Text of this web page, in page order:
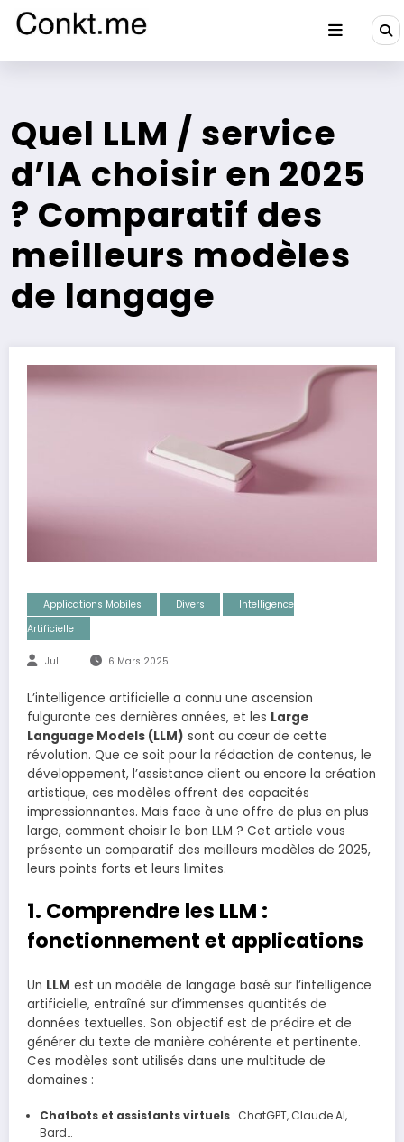
Conkt.me
Quel LLM / service
d’IA choisir en 2025
? Comparatif des
meilleurs modèles
de langage
Applications Mobiles Divers
Intelligence
Artificielle
Jul 6 Mars 2025
L’intelligence artificielle a connu une ascension
fulgurante ces dernières années, et les Large
Language Models (LLM) sont au cœur de cette
révolution. Que ce soit pour la rédaction de contenus, le
développement, l’assistance client ou encore la création
artistique, ces modèles offrent des capacités
impressionnantes. Mais face à une offre de plus en plus
large, comment choisir le bon LLM ? Cet article vous
présente un comparatif des meilleurs modèles de 2025,
leurs points forts et leurs limites.
1. Comprendre les LLM :
fonctionnement et applications
Un LLM est un modèle de langage basé sur l’intelligence
artificielle, entraîné sur d’immenses quantités de
données textuelles. Son objectif est de prédire et de
générer du texte de manière cohérente et pertinente.
Ces modèles sont utilisés dans une multitude de
domaines :
Chatbots et assistants virtuels: ChatGPT, Claude AI,
Bard…